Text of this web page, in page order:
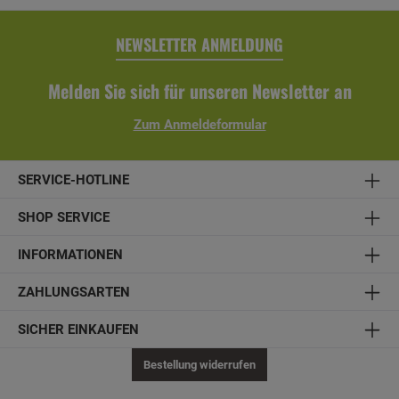
NEWSLETTER ANMELDUNG
Melden Sie sich für unseren Newsletter an
Zum Anmeldeformular
SERVICE-HOTLINE
SHOP SERVICE
INFORMATIONEN
ZAHLUNGSARTEN
SICHER EINKAUFEN
Bestellung widerrufen